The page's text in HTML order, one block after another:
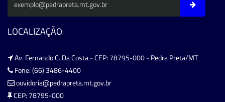
LOCALIZAÇÃO
Av. Fernando C. Da Costa - CEP: 78795-000 - Pedra Preta/MT
Fone: (66) 3486-4400
ouvidoria@pedrapreta.mt.gov.br
CEP: 78795-000